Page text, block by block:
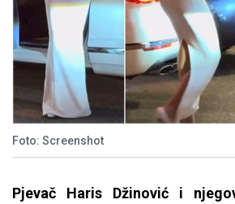
Foto: Screenshot
Pjevač Haris Džinović i